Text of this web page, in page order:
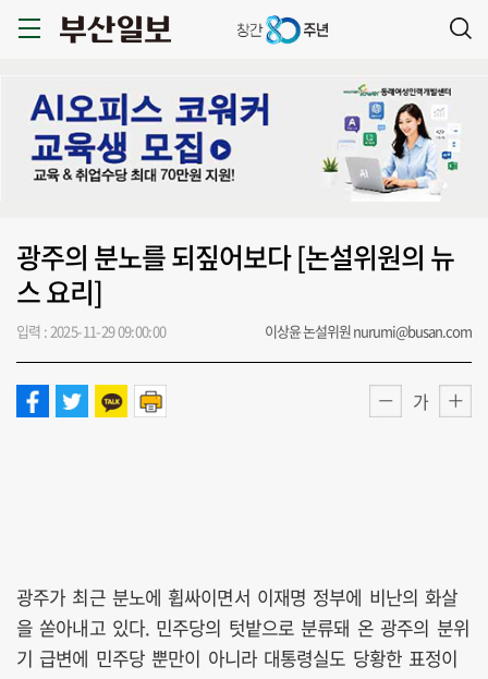
광주의 분노를 되짚어보다 [논설위원의 뉴
스 요리]
입력 : 2025-11-29 09:00:00 이상윤 논설위원 nurumi@busan.com
가
광주가 최근 분노에 휩싸이면서 이재명 정부에 비난의 화살
을 쏟아내고 있다. 민주당의 텃밭으로 분류돼 온 광주의 분위
기 급변에 민주당 뿐만이 아니라 대통령실도 당황한 표정이